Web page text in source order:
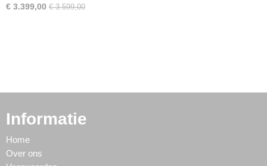
€ 3.399,00 € 3.599,00
Informatie
Home
Over ons